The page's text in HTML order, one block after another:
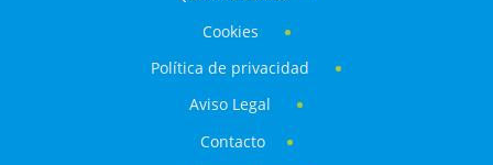
Cookies
Política de privacidad
Aviso Legal
Contacto